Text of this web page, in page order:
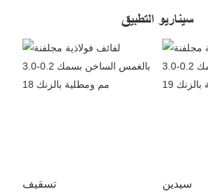
سيناريو التطبيق
تسقيف سيدين